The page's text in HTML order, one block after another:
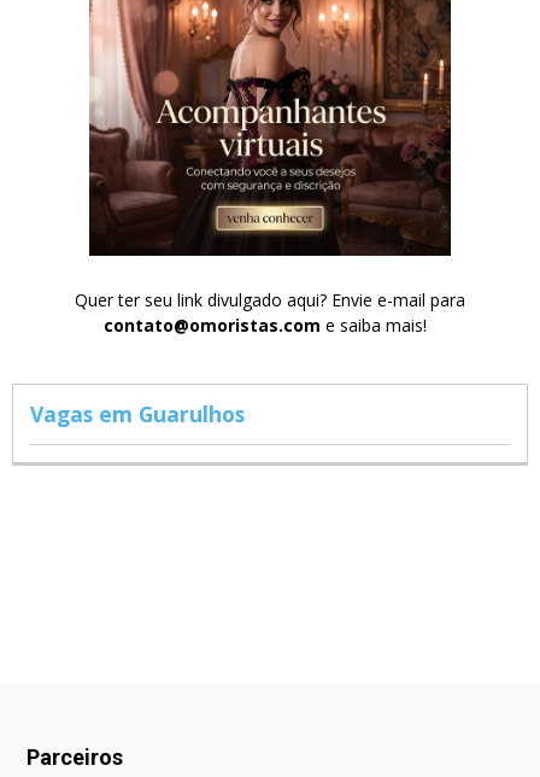
Quer ter seu link divulgado aqui? Envie e-mail para
contato@omoristas.com e saiba mais!
Vagas em Guarulhos
Parceiros